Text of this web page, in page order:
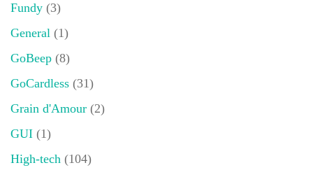
Fundy (3)
General (1)
GoBeep (8)
GoCardless (31)
Grain d'Amour (2)
GUI (1)
High-tech (104)